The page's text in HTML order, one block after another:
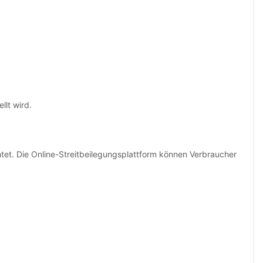
wird.
Die Online-Streitbeilegungsplattform können Verbraucher